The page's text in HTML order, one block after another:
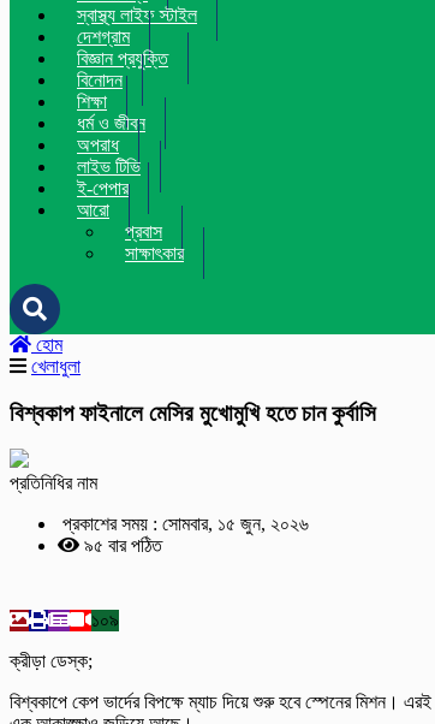
স্বাস্থ্য লাইফ স্টাইল
দেশগ্রাম
বিজ্ঞান প্রযুক্তি
বিনোদন
শিক্ষা
ধর্ম ও জীবন
অপরাধ
লাইভ টিভি
ই-পেপার
আরো
প্রবাস
সাক্ষাৎকার
হোম
খেলাধুলা
বিশ্বকাপ ফাইনালে মেসির মুখোমুখি হতে চান কুর্বাসি
প্রতিনিধির নাম
প্রকাশের সময় : সোমবার, ১৫ জুন, ২০২৬
৯৫ বার পঠিত
১০৯
ক্রীড়া ডেস্ক;
বিশ্বকাপে কেপ ভার্দের বিপক্ষে ম্যাচ দিয়ে শুরু হবে স্পেনের মিশন।